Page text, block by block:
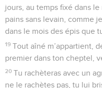
jours, au temps fixé dans
pains sans levain, comme
dans le mois des épis que
19 Tout aîné m’appartient,
premier dans ton cheptel,
20 Tu rachèteras avec un
ne le rachètes pas, tu lui